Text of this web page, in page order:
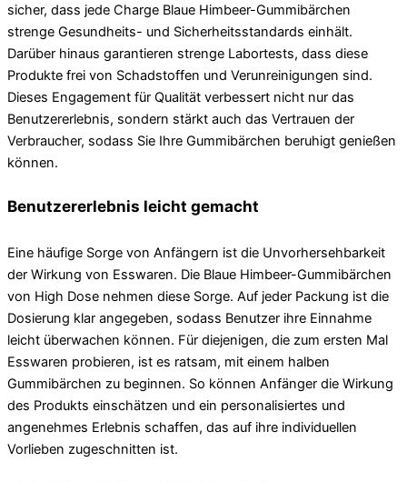
sicher, dass jede Charge Blaue Himbeer-Gummibärchen
strenge Gesundheits- und Sicherheitsstandards einhält.
Darüber hinaus garantieren strenge Labortests, dass diese
Produkte frei von Schadstoffen und Verunreinigungen sind.
Dieses Engagement für Qualität verbessert nicht nur das
Benutzererlebnis, sondern stärkt auch das Vertrauen der
Verbraucher, sodass Sie Ihre Gummibärchen beruhigt genießen
können.
Benutzererlebnis leicht gemacht
Eine häufige Sorge von Anfängern ist die Unvorhersehbarkeit
der Wirkung von Esswaren. Die Blaue Himbeer-Gummibärchen
von High Dose nehmen diese Sorge. Auf jeder Packung ist die
Dosierung klar angegeben, sodass Benutzer ihre Einnahme
leicht überwachen können. Für diejenigen, die zum ersten Mal
Esswaren probieren, ist es ratsam, mit einem halben
Gummibärchen zu beginnen. So können Anfänger die Wirkung
des Produkts einschätzen und ein personalisiertes und
angenehmes Erlebnis schaffen, das auf ihre individuellen
Vorlieben zugeschnitten ist.